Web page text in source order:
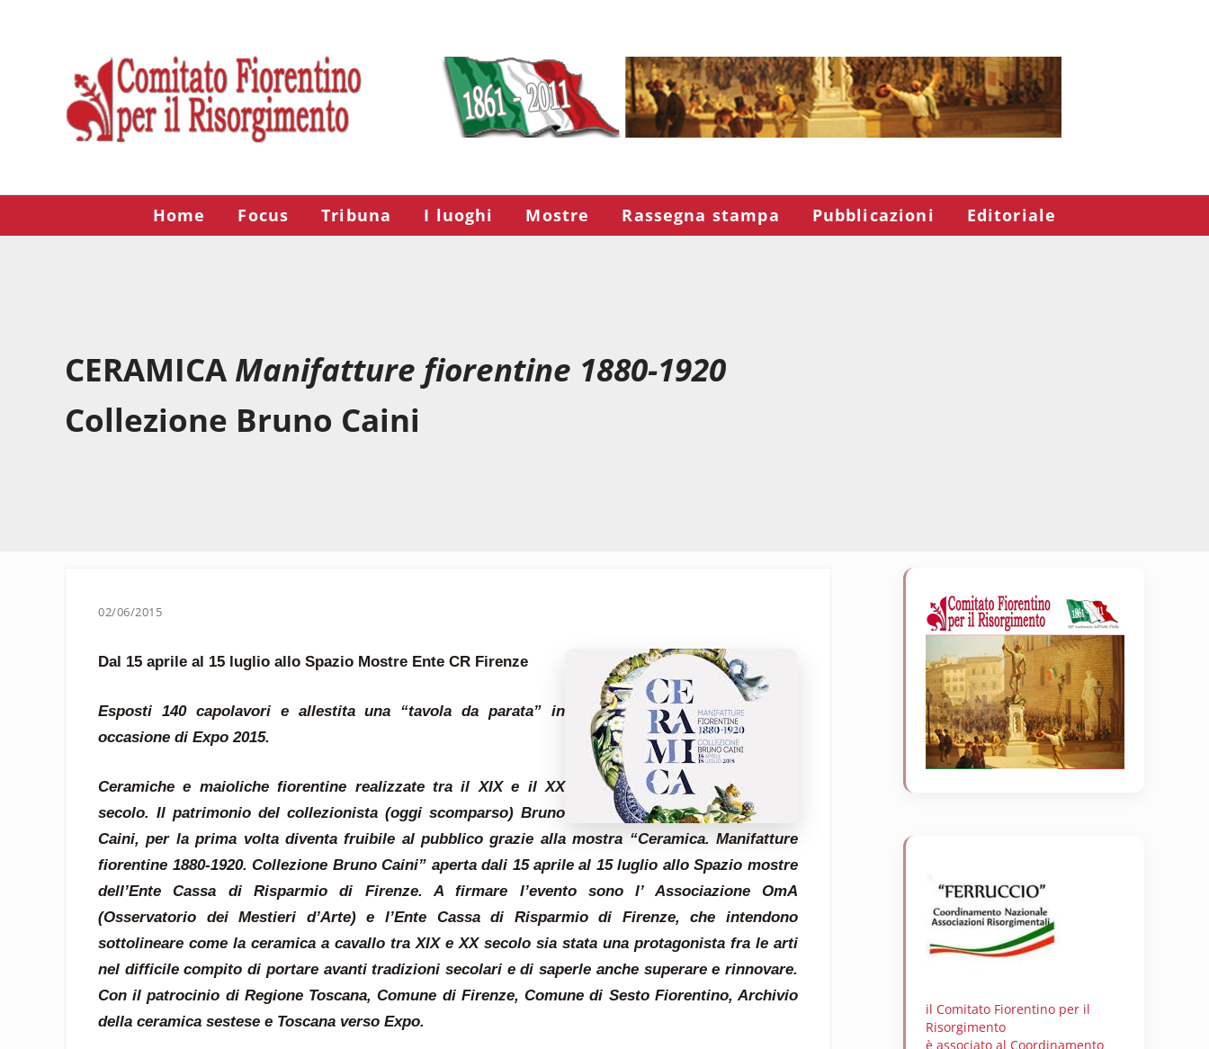
Home Focus Tribuna I luoghi Mostre Rassegna stampa Pubblicazioni Editoriale
CERAMICA Manifatture fiorentine 1880-1920
Collezione Bruno Caini
02/06/2015
Dal 15 aprile al 15 luglio allo Spazio Mostre Ente CR Firenze
Esposti 140 capolavori e allestita una “tavola da parata” in
occasione di Expo 2015.
Ceramiche e maioliche fiorentine realizzate tra il XIX e il XX
secolo. Il patrimonio del collezionista (oggi scomparso) Bruno
Caini, per la prima volta diventa fruibile al pubblico grazie alla mostra “Ceramica. Manifatture
fiorentine 1880-1920. Collezione Bruno Caini” aperta dali 15 aprile al 15 luglio allo Spazio mostre
dell’Ente Cassa di Risparmio di Firenze. A firmare l’evento sono l’ Associazione OmA
(Osservatorio dei Mestieri d’Arte) e l’Ente Cassa di Risparmio di Firenze, che intendono
sottolineare come la ceramica a cavallo tra XIX e XX secolo sia stata una protagonista fra le arti
nel difficile compito di portare avanti tradizioni secolari e di saperle anche superare e rinnovare.
Con il patrocinio di Regione Toscana, Comune di Firenze, Comune di Sesto Fiorentino, Archivio
della ceramica sestese e Toscana verso Expo.
Sidebar
il Comitato Fiorentino per il
Risorgimento
è associato al Coordinamento